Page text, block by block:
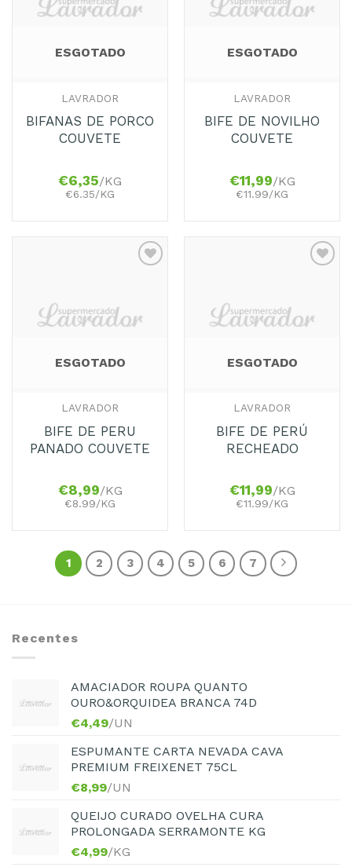
ESGOTADO
LAVRADOR
BIFANAS DE PORCO
COUVETE
€6,35/KG
€6.35/KG
ESGOTADO
LAVRADOR
BIFE DE NOVILHO
COUVETE
€11,99/KG
€11.99/KG
Favoritos
ESGOTADO
LAVRADOR
BIFE DE PERU
PANADO COUVETE
€8,99/KG
€8.99/KG
Favoritos
ESGOTADO
LAVRADOR
BIFE DE PERÚ
RECHEADO
€11,99/KG
€11.99/KG
1 2 3 4 5 6 7
Recentes
AMACIADOR ROUPA QUANTO
OURO&ORQUIDEA BRANCA 74D
€4,49/UN
ESPUMANTE CARTA NEVADA CAVA
PREMIUM FREIXENET 75CL
€8,99/UN
QUEIJO CURADO OVELHA CURA
PROLONGADA SERRAMONTE KG
€4,99/KG